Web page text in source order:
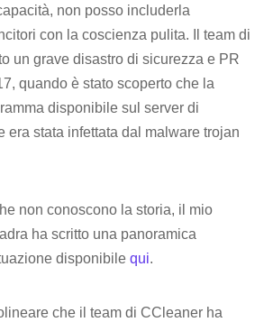
non posso includerla
con la coscienza pulita. Il team di
un grave disastro di sicurezza e PR
quando è stato scoperto che la
disponibile sul server di
era stata infettata dal malware trojan
non conoscono la storia, il mio
ha scritto una panoramica
disponibilequi.
che il team di CCleaner ha